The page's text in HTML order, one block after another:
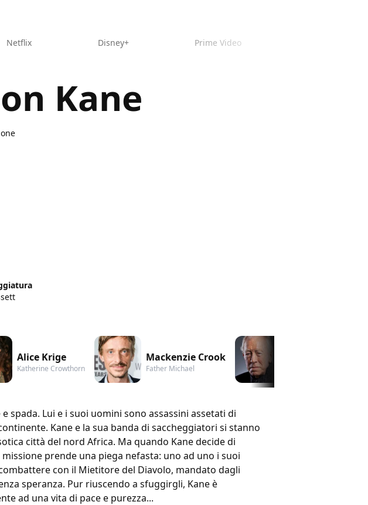
Netflix Disney+ Prime Video
Kane
Alice Krige
Katherine Crowthorn
Mackenzie Crook
Father Michael
spada. Lui e i suoi uomini sono assassini assetati di
Kane e la sua banda di saccheggiatori si stanno
città del nord Africa. Ma quando Kane decide di
prende una piega nefasta: uno ad uno i suoi
con il Mietitore del Diavolo, mandato dagli
speranza. Pur riuscendo a sfuggirgli, Kane è
ad una vita di pace e purezza...